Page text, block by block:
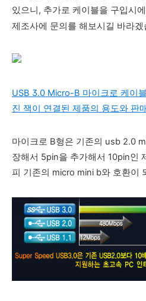
있으니, 추가로 케이블을 구입시
제조사에 문의를 해보시길 바라겠
USB 3.0 Micro-B 마이크로 케이
진 잭이 연결된 제품의 용도와 판
마이크로 B형은 기존의 usb 2.0
장해서 5pin을 추가해서 10pin인
피 기존의 micro mini b와 호환이